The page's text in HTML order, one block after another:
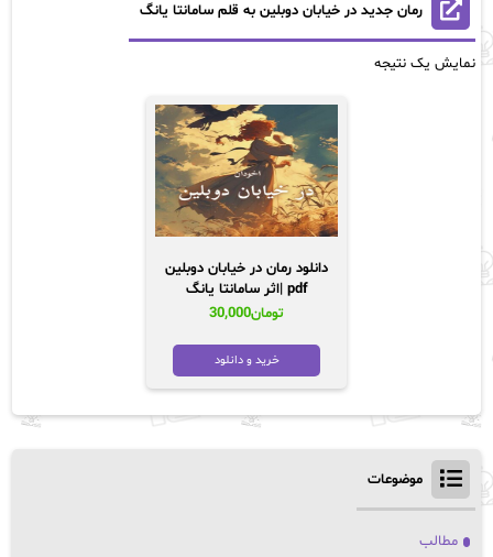
رمان جدید در خیابان دوبلین به قلم سامانتا یانگ
نمایش یک نتیجه
دانلود رمان در خیابان دوبلین
pdf |اثر سامانتا یانگ
تومان30,000
خرید و دانلود
موضوعات
مطالب